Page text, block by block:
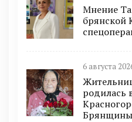
Мнение
брянской
6 августа
родилась
Брянщины